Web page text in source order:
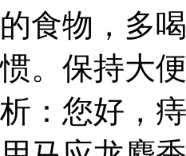
的食物，多
惯。保持大
析：您好，